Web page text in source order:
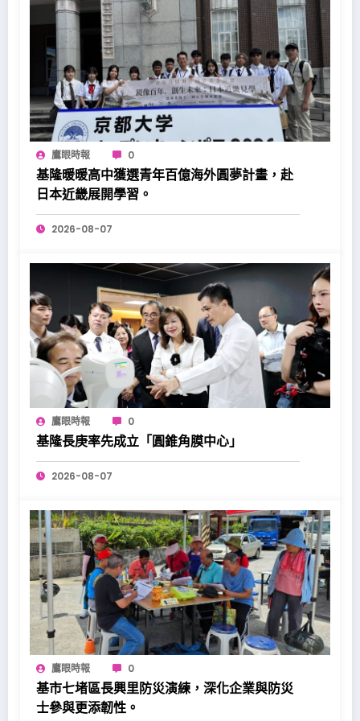
鷹眼時報 0
基隆暖暖高中獲選青年百億海外圓夢計畫，赴
日本近畿展開學習。
2026-08-07
鷹眼時報 0
基隆長庚率先成立「圓錐角膜中心」
2026-08-07
鷹眼時報 0
基市七堵區長興里防災演練，深化企業與防災
士參與更添韌性。